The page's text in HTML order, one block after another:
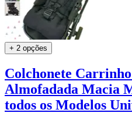
+ 2 opções
Colchonete
Almofadada Macia
todos os Modelos